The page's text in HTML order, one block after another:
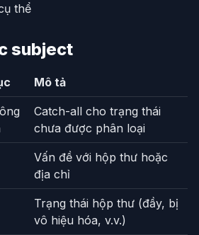
thể
subject
Mô tả
Catch-all cho trạng thái
chưa được phân loại
Vấn đề với hộp thư hoặc
địa chỉ
Trạng thái hộp thư (đầy, bị
vô hiệu hóa, v.v.)